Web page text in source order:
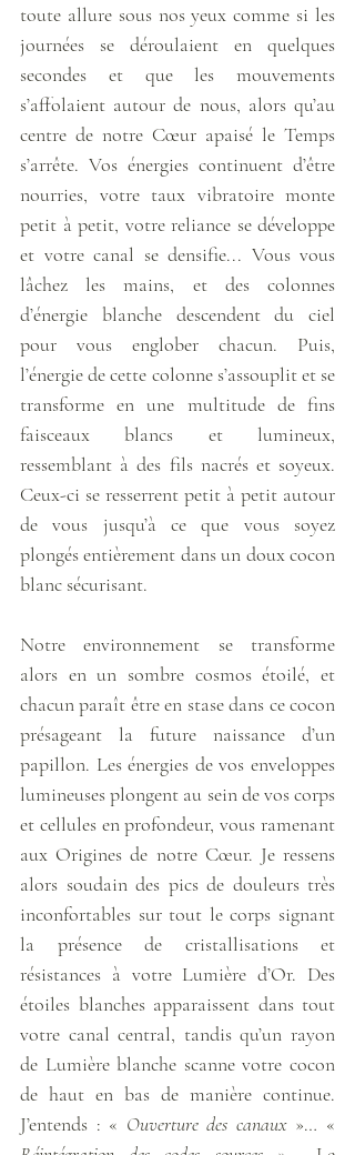
toute allure sous nos yeux comme si les
journées se déroulaient en quelques
secondes et que les mouvements
s’affolaient autour de nous, alors qu’au
centre de notre Cœur apaisé le Temps
s’arrête. Vos énergies continuent d’être
nourries, votre taux vibratoire monte
petit à petit, votre reliance se développe
et votre canal se densifie... Vous vous
lâchez les mains, et des colonnes
d’énergie blanche descendent du ciel
pour vous englober chacun. Puis,
l’énergie de cette colonne s’assouplit et se
transforme en une multitude de fins
faisceaux blancs et lumineux,
ressemblant à des fils nacrés et soyeux.
Ceux-ci se resserrent petit à petit autour
de vous jusqu’à ce que vous soyez
plongés entièrement dans un doux cocon
blanc sécurisant.
Notre environnement se transforme
alors en un sombre cosmos étoilé, et
chacun paraît être en stase dans ce cocon
présageant la future naissance d’un
papillon. Les énergies de vos enveloppes
lumineuses plongent au sein de vos corps
et cellules en profondeur, vous ramenant
aux Origines de notre Cœur. Je ressens
alors soudain des pics de douleurs très
inconfortables sur tout le corps signant
la présence de cristallisations et
résistances à votre Lumière d’Or. Des
étoiles blanches apparaissent dans tout
votre canal central, tandis qu’un rayon
de Lumière blanche scanne votre cocon
de haut en bas de manière continue.
J’entends : « Ouverture des canaux